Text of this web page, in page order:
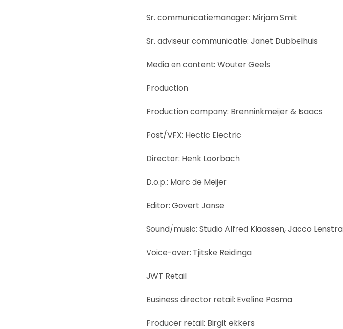
Sr. communicatiemanager: Mirjam Smit
Sr. adviseur communicatie: Janet Dubbelhuis
Media en content: Wouter Geels
Production
Production company: Brenninkmeijer & Isaacs
Post/VFX: Hectic Electric
Director: Henk Loorbach
D.o.p.: Marc de Meijer
Editor: Govert Janse
Sound/music: Studio Alfred Klaassen, Jacco Lenstra
Voice-over: Tjitske Reidinga
JWT Retail
Business director retail: Eveline Posma
Producer retail: Birgit ekkers